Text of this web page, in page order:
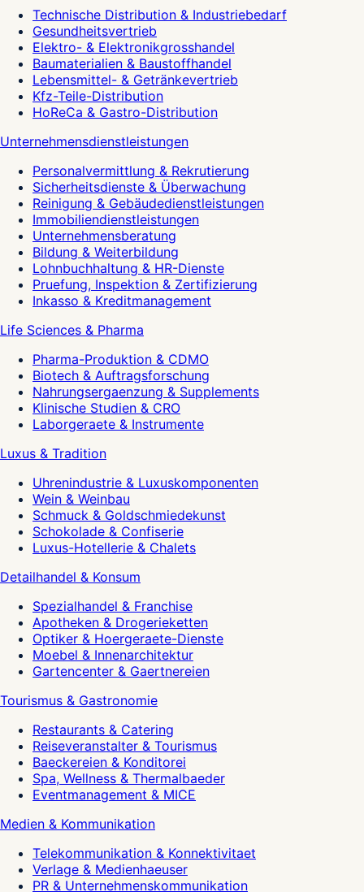
Technische Distribution & Industriebedarf
Gesundheitsvertrieb
Elektro- & Elektronikgrosshandel
Baumaterialien & Baustoffhandel
Lebensmittel- & Getränkevertrieb
Kfz-Teile-Distribution
HoReCa & Gastro-Distribution
Unternehmensdienstleistungen
Personalvermittlung & Rekrutierung
Sicherheitsdienste & Überwachung
Reinigung & Gebäudedienstleistungen
Immobiliendienstleistungen
Unternehmensberatung
Bildung & Weiterbildung
Lohnbuchhaltung & HR-Dienste
Pruefung, Inspektion & Zertifizierung
Inkasso & Kreditmanagement
Life Sciences & Pharma
Pharma-Produktion & CDMO
Biotech & Auftragsforschung
Nahrungsergaenzung & Supplements
Klinische Studien & CRO
Laborgeraete & Instrumente
Luxus & Tradition
Uhrenindustrie & Luxuskomponenten
Wein & Weinbau
Schmuck & Goldschmiedekunst
Schokolade & Confiserie
Luxus-Hotellerie & Chalets
Detailhandel & Konsum
Spezialhandel & Franchise
Apotheken & Drogerieketten
Optiker & Hoergeraete-Dienste
Moebel & Innenarchitektur
Gartencenter & Gaertnereien
Tourismus & Gastronomie
Restaurants & Catering
Reiseveranstalter & Tourismus
Baeckereien & Konditorei
Spa, Wellness & Thermalbaeder
Eventmanagement & MICE
Medien & Kommunikation
Telekommunikation & Konnektivitaet
Verlage & Medienhaeuser
PR & Unternehmenskommunikation